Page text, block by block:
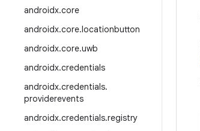
androidx.core
androidx.core.locationbutton
androidx.core.uwb
androidx.credentials
androidx.credentials.
providerevents
androidx.credentials.registry